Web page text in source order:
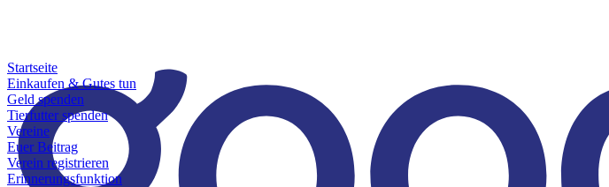
Startseite
Einkaufen & Gutes tun
Geld spenden
Tierfutter spenden
Vereine
Euer Beitrag
Verein registrieren
Erinnerungsfunktion